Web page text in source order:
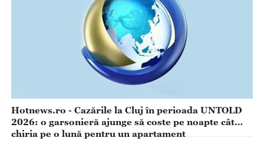
Hotnews.ro - Cazările la Cluj în perioada UNTOLD
2026: o garsonieră ajunge să coste pe noapte cât
chiria pe o lună pentru un apartament